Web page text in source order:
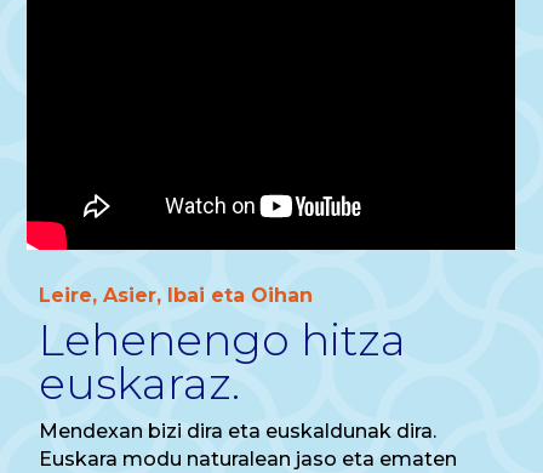
Leire, Asier, Ibai eta Oihan
Lehenengo hitza
euskaraz.
Mendexan bizi dira eta euskaldunak dira.
Euskara modu naturalean jaso eta ematen